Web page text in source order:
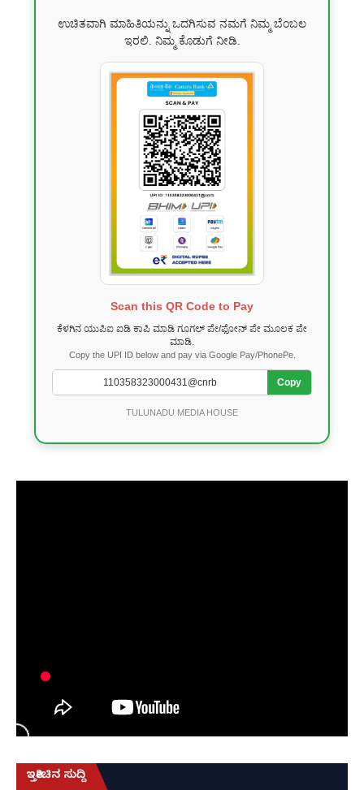
ಉಚಿತವಾಗಿ ಮಾಹಿತಿಯನ್ನು ಒದಗಿಸುವ ನಮಗೆ ನಿಮ್ಮ ಬೆಂಬಲ
ಇರಲಿ. ನಿಮ್ಮ ಕೊಡುಗೆ ನೀಡಿ.
Scan this QR Code to Pay
ಕೆಳಗಿನ ಯುಪಿಐ ಐಡಿ ಕಾಪಿ ಮಾಡಿ ಗೂಗಲ್ ಪೇ/ಫೋನ್ ಪೇ ಮೂಲಕ ಪೇ
ಮಾಡಿ.
Copy the UPI ID below and pay via Google Pay/PhonePe.
Copy
TULUNADU MEDIA HOUSE
ಇತ್ತೀಚಿನ ಸುದ್ದಿ